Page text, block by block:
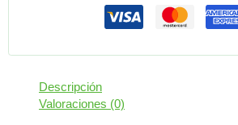
Descripción
Valoraciones (0)